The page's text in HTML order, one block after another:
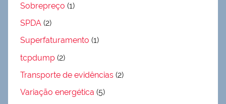
Sobrepreço (1)
SPDA (2)
Superfaturamento (1)
tcpdump (2)
Transporte de evidências (2)
Variação energética (5)